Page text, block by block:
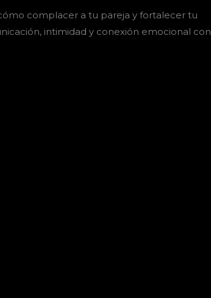
complacer a tu pareja y fortalecer tu
intimidad y conexión emocional con